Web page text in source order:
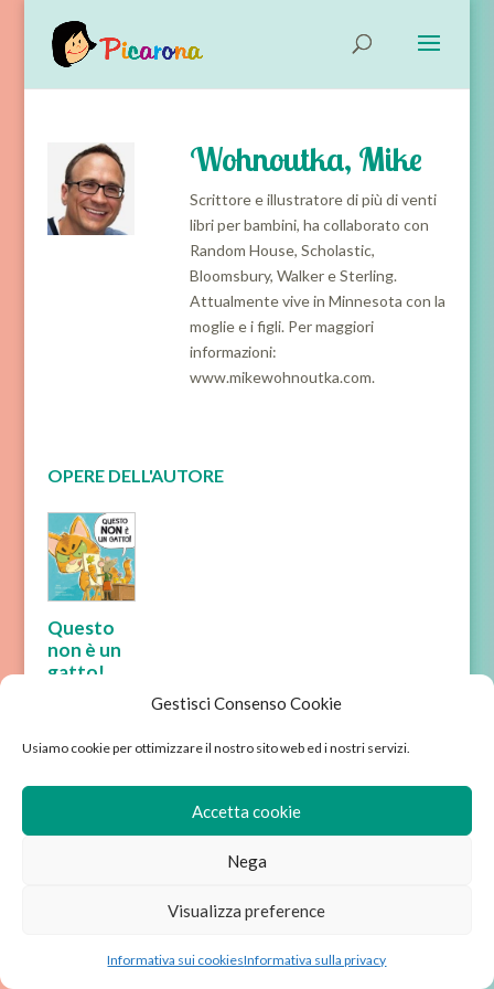
Gestisci Consenso Cookie
Usiamo cookie per ottimizzare il nostro sito web ed i nostri servizi.
Accetta cookie
Nega
Visualizza preference
Informativa sui cookiesInformativa sulla privacy
Wohnoutka, Mike
Scrittore e illustratore di più di venti
libri per bambini, ha collaborato con
Random House, Scholastic,
Bloomsbury, Walker e Sterling.
Attualmente vive in Minnesota con la
moglie e i figli. Per maggiori
informazioni:
www.mikewohnoutka.com.
OPERE DELL'AUTORE
Questo
non è un
gatto!
Chi siamo
Avviso legale
Informativa sulla privacy